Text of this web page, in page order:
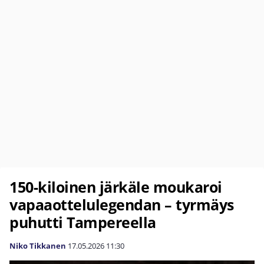
150-kiloinen järkäle moukaroi
vapaaottelulegendan – tyrmäys
puhutti Tampereella
Niko Tikkanen 17.05.2026 11:30